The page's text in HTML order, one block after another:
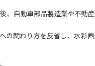
、自動車部品製造業や不動
の関わり方を反省し、水彩